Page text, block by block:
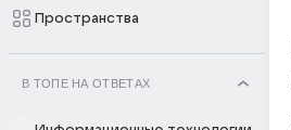
Пространства
В ТОПЕ НА ОТВЕТАХ